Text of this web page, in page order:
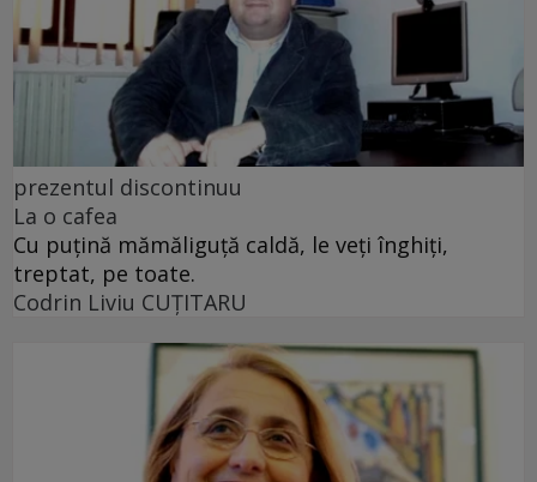
prezentul discontinuu
La o cafea
Cu puţină mămăliguţă caldă, le veţi înghiţi,
treptat, pe toate.
Codrin Liviu CUŢITARU